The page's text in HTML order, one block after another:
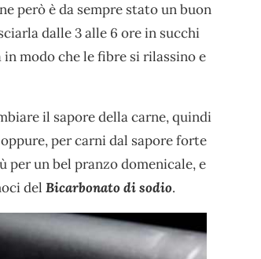
però è da sempre stato un buon
dalle 3 alle 6 ore in succhi
in modo che le fibre si rilassino e
il sapore della carne, quindi
per carni dal sapore forte
per un bel pranzo domenicale, e
del Bicarbonato di sodio.